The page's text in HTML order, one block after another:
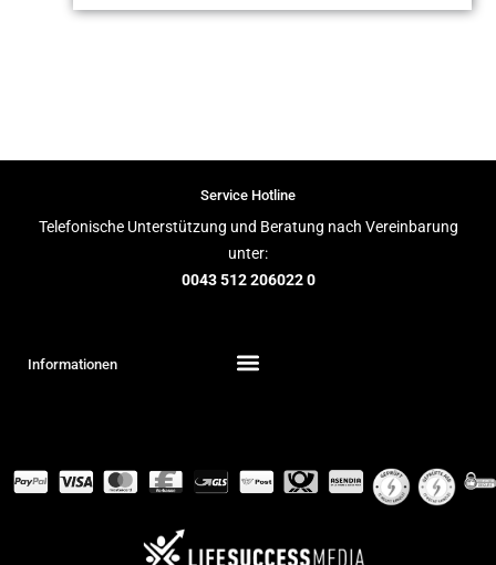
Service Hotline
Telefonische Unterstützung und Beratung nach Vereinbarung
unter:
0043 512 206022 0
Informationen